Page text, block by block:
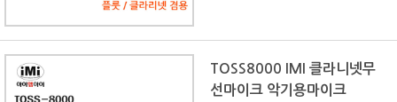
TOSS8000 IMI 클라니넷무
선마이크 악기용마이크